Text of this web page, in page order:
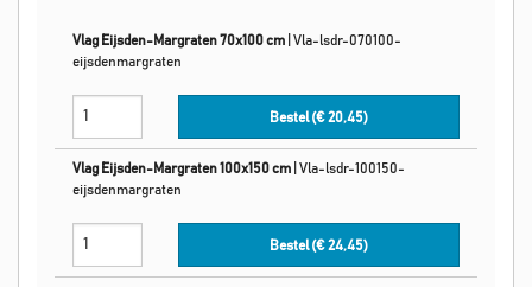
Vlag Eijsden-Margraten 70x100 cm Vla-lsdr-070100-
eijsdenmargraten
Bestel (€20,45)
Vlag Eijsden-Margraten 100x150 cm Vla-lsdr-100150-
eijsdenmargraten
Bestel (€24,45)